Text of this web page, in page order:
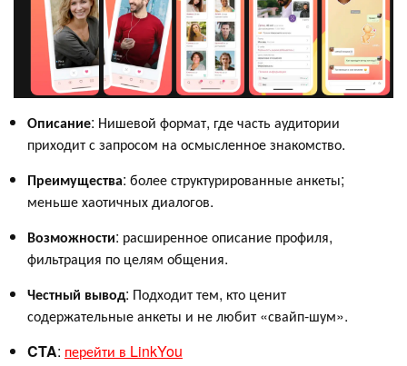
Описание: Нишевой формат, где часть аудитории
приходит с запросом на осмысленное знакомство.
Преимущества: более структурированные анкеты;
меньше хаотичных диалогов.
Возможности: расширенное описание профиля,
фильтрация по целям общения.
Честный вывод: Подходит тем, кто ценит
содержательные анкеты и не любит «свайп‑шум».
CTA: перейти в LinkYou